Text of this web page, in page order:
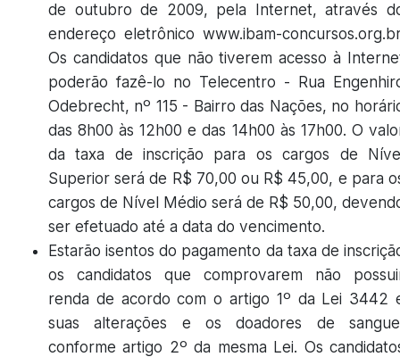
de outubro de 2009, pela Internet, através
endereço eletrônico www.ibam-
Os candidatos que não tiverem acesso à
poderão fazê-lo no Telecentro - Rua
Odebrecht, nº 115 - Bairro das Nações, no
das 8h00 às 12h00 e das 14h00 às 17h00. O
da taxa de inscrição para os cargos de
Superior será de R$ 70,00 ou R$ 45,00, e para
cargos de Nível Médio será de R$ 50,00,
ser efetuado até a data do vencimento.
Estarão isentos do pagamento da taxa de
os candidatos que comprovarem não
renda de acordo com o artigo 1º da Lei 3442
suas alterações e os doadores de
conforme artigo 2º da mesma Lei. Os